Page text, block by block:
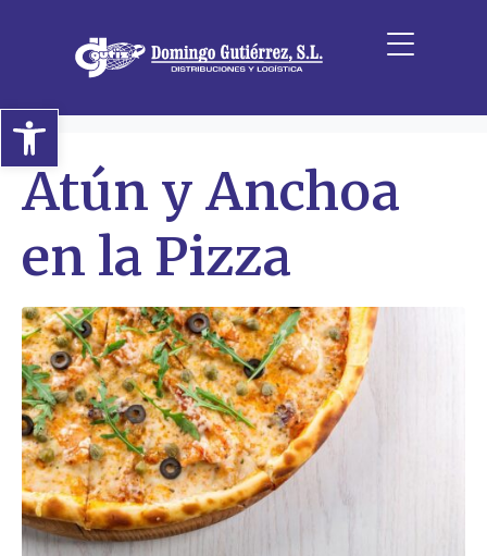
Abrir barra de herramientas
Etiqueta:encurtidos
Atún y Anchoa
en la Pizza